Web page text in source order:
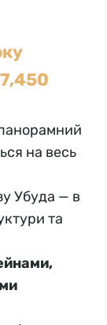
на весь
Убуда — в
та